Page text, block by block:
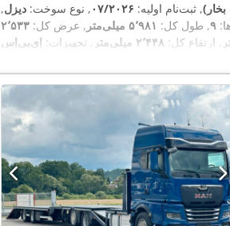
, ثبت‌نام اولیه: ۰۷/۲۰۲۶ , نوع سوخت: دیزل,
۹, طول کل: ۵٬۹۸۱ میلی‌متر , عرض کل: ۲٬۵۳۳
, ارتفاع کل: ۲٬۴۴۸ میلی‌متر , تجهیزات: اِی‌بی‌اِس‎, بخاری پارکینگ, برنامه پایداری الکترونیکی (ESP), تهویه مطبوع,